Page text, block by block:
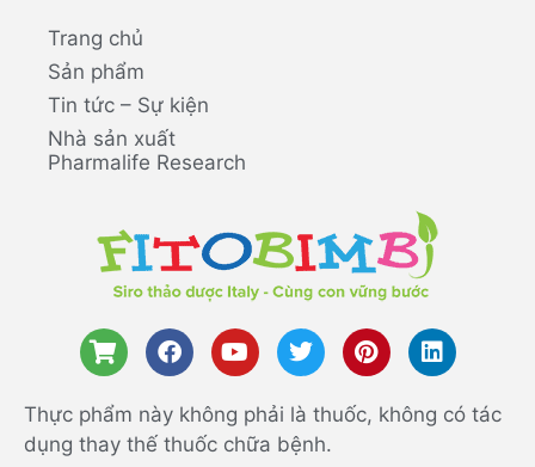
Trang chủ
Sản phẩm
Tin tức – Sự kiện
Nhà sản xuất
Pharmalife Research
Thực phẩm này không phải là thuốc, không có tác
dụng thay thế thuốc chữa bệnh.